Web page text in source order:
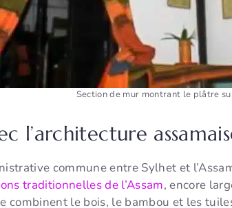
Section de mur montrant le plâtre
l’architecture
commune entre Sylhet et
traditionnelles de l’Assam, encore
combinent le bois, le bambou et les